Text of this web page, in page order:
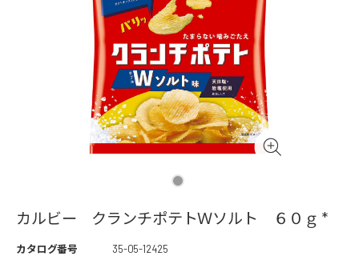
カルビー クランチポテトＷソルト ６０ｇ *
カタログ番号
35-05-12425